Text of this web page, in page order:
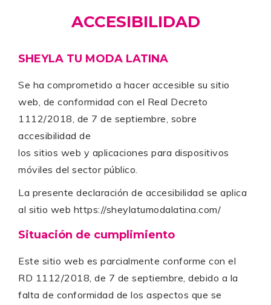
ACCESIBILIDAD
SHEYLA TU MODA LATINA
Se ha comprometido a hacer accesible su sitio
web, de conformidad con el Real Decreto
1112/2018, de 7 de septiembre, sobre
accesibilidad de
los sitios web y aplicaciones para dispositivos
móviles del sector público.
La presente declaración de accesibilidad se aplica
al sitio web https://sheylatumodalatina.com/
Situación de cumplimiento
Este sitio web es parcialmente conforme con el
RD 1112/2018, de 7 de septiembre, debido a la
falta de conformidad de los aspectos que se